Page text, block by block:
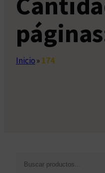
Inicio»174